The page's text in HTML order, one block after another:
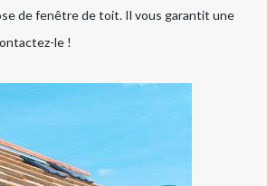
de fenêtre de toit. Il vous garantit une
le !